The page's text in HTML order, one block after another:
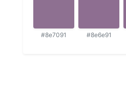
#8e7091 #8e6e91